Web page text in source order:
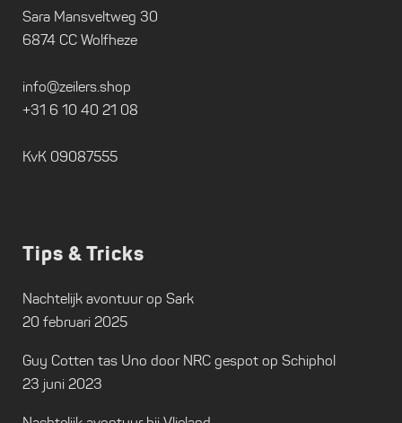
Sara Mansveltweg 30
6874 CC Wolfheze
info@zeilers.shop
+31 6 10 40 21 08
KvK 09087555
Tips & Tricks
Nachtelijk avontuur op Sark
20 februari 2025
Guy Cotten tas Uno door NRC gespot op Schiphol
23 juni 2023